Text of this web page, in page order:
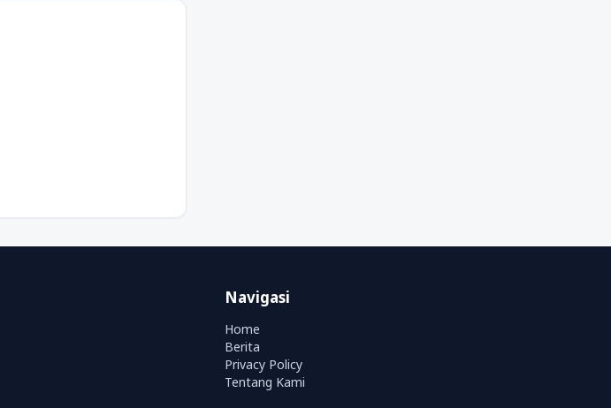
Navigasi
Home
Berita
Privacy Policy
Tentang Kami